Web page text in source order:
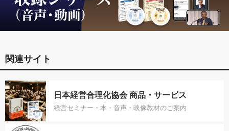
関連サイト
日本経営合理化協会 商品・サービス
経営セミナー・本・音声・映像教材のご案内